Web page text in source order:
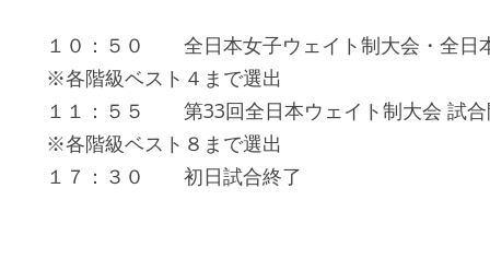
１０：５０ 全日本女子ウェイト制大会・全日
※各階級ベスト４まで選出
１１：５５ 第33回全日本ウェイト制大会 試合
※各階級ベスト８まで選出
１７：３０ 初日試合終了